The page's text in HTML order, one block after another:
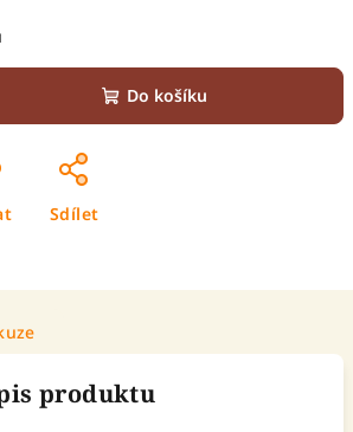
Do košíku
Sdílet
produktu